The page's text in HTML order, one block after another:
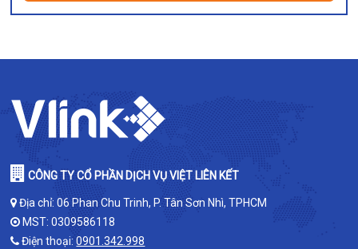
CÔNG TY CỔ PHẦN DỊCH VỤ VIỆT LIÊN KẾT
Địa chỉ: 06 Phan Chu Trinh, P. Tân Sơn Nhì, TPHCM
MST: 0309586118
Điện thoại:0901.342.998